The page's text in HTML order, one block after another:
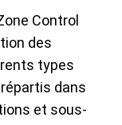
Control
des
types
dans
et sous-